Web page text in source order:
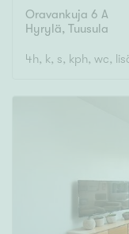
Arvokohteet
Vain
Välttävä
Ominaisuudet
Oravankuja 6 A
Hyrylä, Tuusula
4h, k, s, kph, wc,